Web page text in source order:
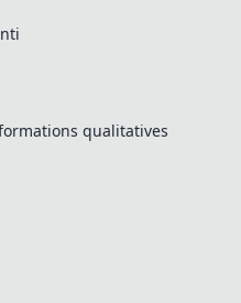
qualitatives